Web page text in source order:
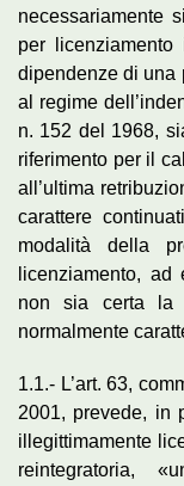
necessariamente
per
dipendenze di una
al regime
n. 152 del 1968,
riferimento per il
all’ultima
carattere
modalità della
licenziamento,
non sia certa la
normalmente
1.1.- L’art. 63,
2001, prevede, in
illegittimamente
reintegratoria,